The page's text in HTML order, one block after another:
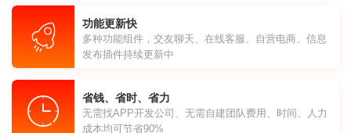
功能更新快
多种功能组件，交友聊天、在线客服、自营电商、信息
发布插件持续更新中
省钱、省时、省力
无需找APP开发公司、无需自建团队费用、时间、人力
成本均可节省90%